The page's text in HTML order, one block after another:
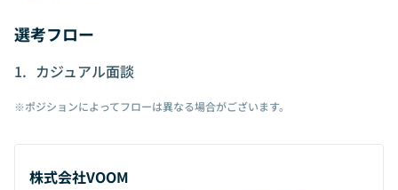
選考フロー
カジュアル面談
※ポジションによってフローは異なる場合がございます。
株式会社VOOM